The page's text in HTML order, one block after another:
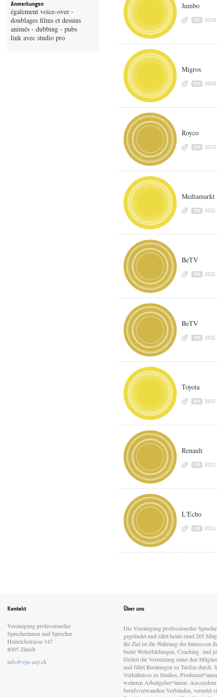
Anmerkungen
également voice-over -
doublages films et dessins
animés - dubbing - pubs
link avec studio pro
Jumbo
FR 2018
Migros
FR 2018
Royco
FR 2012
Mediamarkt
FR 2011
BeTV
FR 2011
BeTV
FR 2011
Toyota
FR 2011
Renault
FR 2011
L'Echo
FR 2011
Kontakt
Vereinigung professioneller
Sprecherinnen und Sprecher
Heinrichstrasse 147
8005 Zürich
info@vps-asp.ch
Über uns
Die Vereinigung professioneller
gegründet und zählt heute rund 265
Ihr Ziel ist die Wahrung der Interessen
bietet Weiterbildungen, Coaching und
fördert die Vernetzung unter den
und führt Beratungen zu Tarifen durch.
Verhältnisse zu Studios,
weiteren Arbeitgeber*innen.
berufsverwandten Verbänden, vernetzt